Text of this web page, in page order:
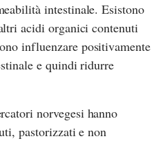
intestinale. Esistono
acidi organici contenuti
influenzare positivamente
e quindi ridurre
norvegesi hanno
pastorizzati e non